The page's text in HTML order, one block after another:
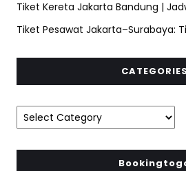
Tiket Kereta Jakarta Bandung |
Tiket Pesawat Jakarta–Surabaya:
CATEGORIES